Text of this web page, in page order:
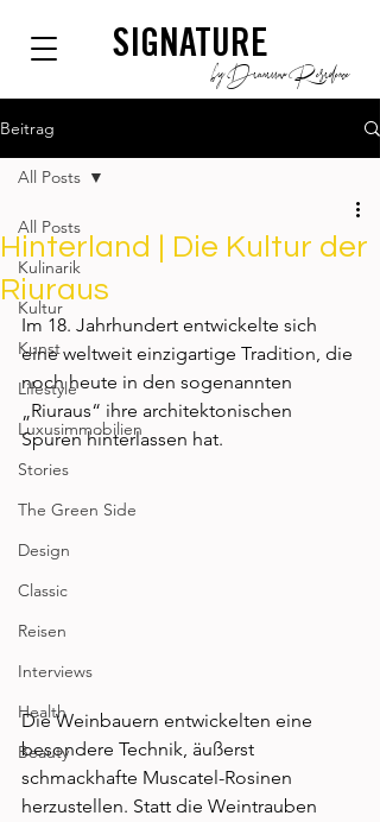
SIGNATURE
by Dianium Residence
Beitrag
All Posts
Kulinarik
Kultur
Kunst
Lifestyle
Luxusimmobilien
Stories
The Green Side
Design
Classic
Reisen
Interviews
Health
Beauty
All Posts
Hinterland | Die Kultur der
Riuraus
Im 18. Jahrhundert entwickelte sich
eine weltweit einzigartige Tradition, die
noch heute in den sogenannten
„Riuraus“ ihre architektonischen
Spuren hinterlassen hat.
Die Weinbauern entwickelten eine
besondere Technik, äußerst
schmackhafte Muscatel-Rosinen
herzustellen. Statt die Weintrauben